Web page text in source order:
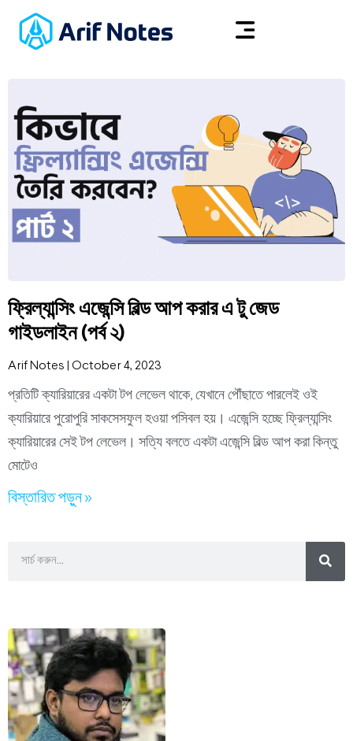
ফ্রিল্যান্সিং এজেন্সি বিল্ড আপ করার এ টু জেড
গাইডলাইন (পর্ব ২)
Arif Notes October 4, 2023
প্রতিটি ক্যারিয়ারের একটা টপ লেভেল থাকে, যেখানে পৌঁছাতে পারলেই ওই
ক্যারিয়ারে পুরোপুরি সাকসেসফুল হওয়া পসিবল হয়। এজেন্সি হচ্ছে ফ্রিল্যান্সিং
ক্যারিয়ারের সেই টপ লেভেল। সত্যি বলতে একটা এজেন্সি বিল্ড আপ করা কিন্তু
মোটেও
বিস্তারিত পড়ুন »